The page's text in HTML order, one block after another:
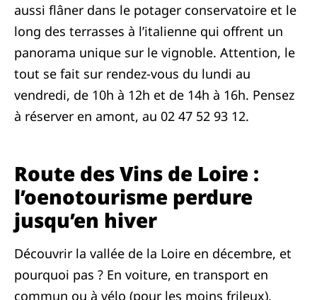
aussi flâner dans le potager conservatoire et le
long des terrasses à l’italienne qui offrent un
panorama unique sur le vignoble. Attention, le
tout se fait sur rendez-vous du lundi au
vendredi, de 10h à 12h et de 14h à 16h. Pensez
à réserver en amont, au 02 47 52 93 12.
Route des Vins de Loire :
l’oenotourisme perdure
jusqu’en hiver
Découvrir la vallée de la Loire en décembre, et
pourquoi pas ? En voiture, en transport en
commun ou à vélo (pour les moins frileux),